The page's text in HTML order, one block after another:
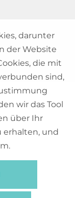
darunter
der Website
die mit
sind,
wir das Tool
über Ihr
erhalten, und